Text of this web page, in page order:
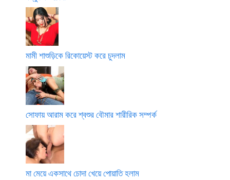
মামী শাশুড়িকে রিকোয়েস্ট করে চুদলাম
সোফায় আরাম করে শ্বশুর বৌমার শারীরিক সম্পর্ক
মা মেয়ে একসাথে চোদা খেয়ে পোয়াতি হলাম